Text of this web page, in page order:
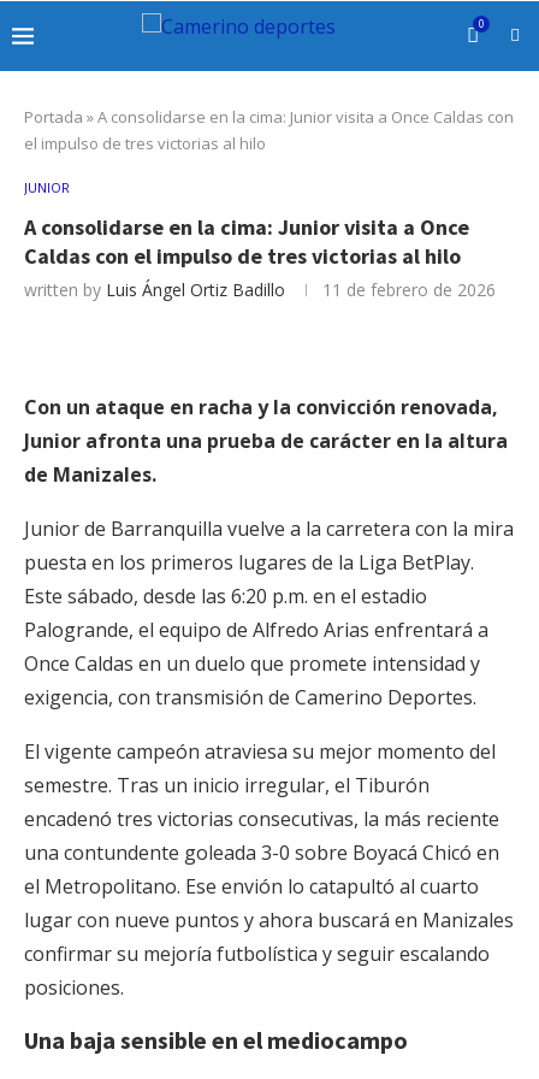
0
Portada »A consolidarse en la cima: Junior visita a Once Caldas con
el impulso de tres victorias al hilo
JUNIOR
A consolidarse en la cima: Junior visita a Once
Caldas con el impulso de tres victorias al hilo
written by Luis Ángel Ortiz Badillo 11 de febrero de 2026
Con un ataque en racha y la convicción renovada,
Junior afronta una prueba de carácter en la altura
de Manizales.
Junior de Barranquilla vuelve a la carretera con la mira
puesta en los primeros lugares de la Liga BetPlay.
Este sábado, desde las 6:20 p.m. en el estadio
Palogrande, el equipo de Alfredo Arias enfrentará a
Once Caldas en un duelo que promete intensidad y
exigencia, con transmisión de Camerino Deportes.
El vigente campeón atraviesa su mejor momento del
semestre. Tras un inicio irregular, el Tiburón
encadenó tres victorias consecutivas, la más reciente
una contundente goleada 3-0 sobre Boyacá Chicó en
el Metropolitano. Ese envión lo catapultó al cuarto
lugar con nueve puntos y ahora buscará en Manizales
confirmar su mejoría futbolística y seguir escalando
posiciones.
Una baja sensible en el mediocampo